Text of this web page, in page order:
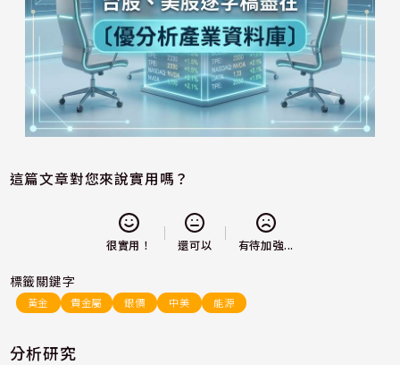
這篇文章對您來說實用嗎？
很實用！ 還可以 有待加強...
標籤關鍵字
黃金 貴金屬 銀價 中美 能源
分析研究